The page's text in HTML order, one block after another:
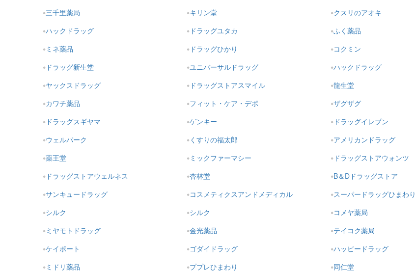
三千里薬局
キリン堂
クスリのアオキ
ハックドラッグ
ドラッグユタカ
ふく薬品
ミネ薬品
ドラッグひかり
コクミン
ドラッグ新生堂
ユニバーサルドラッグ
ハックドラッグ
ヤックスドラッグ
ドラッグストアスマイル
龍生堂
カワチ薬品
フィット・ケア・デポ
ザグザグ
ドラッグスギヤマ
ゲンキー
ドラッグイレブン
ウェルパーク
くすりの福太郎
アメリカンドラッグ
薬王堂
ミックファーマシー
ドラッグストアウォンツ
ドラッグストアウェルネス
杏林堂
B＆Dドラッグストア
サンキュードラッグ
コスメティクスアンドメディカル
スーパードラッグひまわり
シルク
シルク
コメヤ薬局
ミヤモトドラッグ
金光薬品
テイコク薬局
ケイポート
ゴダイドラッグ
ハッピードラッグ
ミドリ薬品
ププレひまわり 同仁堂